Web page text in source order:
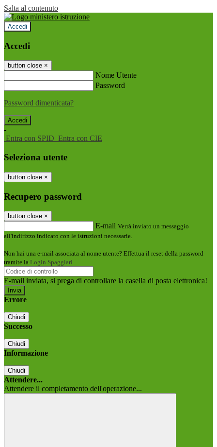
Salta al contenuto
Accedi
Accedi
button close ×
Nome Utente
Password
Password dimenticata?
-
Entra con SPID Entra con CIE
Seleziona utente
button close ×
Recupero password
button close ×
E-mail Verrà inviato un messaggio
all'indirizzo indicato con le istruzioni necessarie.
Non hai una e-mail associata al nome utente? Effettua il reset della password
tramite la Login Spaggiari
E-mail inviata, si prega di controllare la casella di posta elettronica!
Errore
Chiudi
Successo
Chiudi
Informazione
Chiudi
Attendere...
Attendere il completamento dell'operazione...